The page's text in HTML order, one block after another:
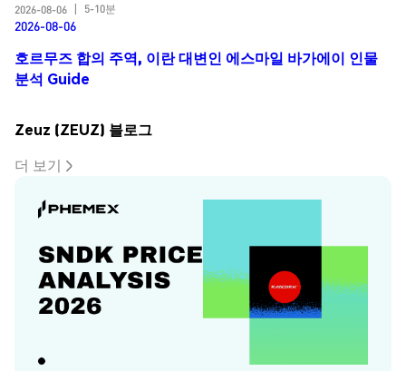
2026-08-06
5-10분
2026-08-06
호르무즈 합의 주역, 이란 대변인 에스마일 바가에이 인물
분석 Guide
Zeuz (ZEUZ) 블로그
더 보기